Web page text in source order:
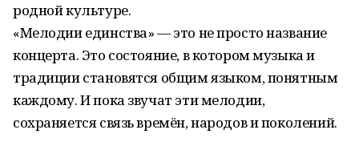
родной культуре.
«Мелодии единства» — это не просто название
концерта. Это состояние, в котором музыка и
традиции становятся общим языком, понятным
каждому. И пока звучат эти мелодии,
сохраняется связь времён, народов и поколений.